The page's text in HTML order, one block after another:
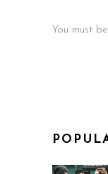
You must be